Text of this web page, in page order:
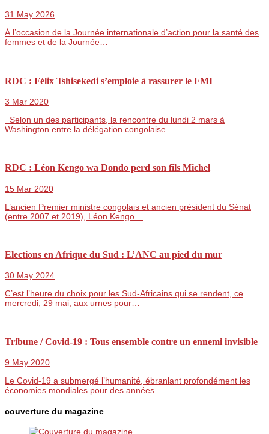
31 May 2026
À l’occasion de la Journée internationale d’action pour la santé des
femmes et de la Journée…
RDC : Félix Tshisekedi s’emploie à rassurer le FMI
3 Mar 2020
Selon un des participants, la rencontre du lundi 2 mars à
Washington entre la délégation congolaise…
RDC : Léon Kengo wa Dondo perd son fils Michel
15 Mar 2020
L’ancien Premier ministre congolais et ancien président du Sénat
(entre 2007 et 2019), Léon Kengo…
Elections en Afrique du Sud : L’ANC au pied du mur
30 May 2024
C’est l’heure du choix pour les Sud-Africains qui se rendent, ce
mercredi, 29 mai, aux urnes pour…
Tribune / Covid-19 : Tous ensemble contre un ennemi invisible
9 May 2020
Le Covid-19 a submergé l’humanité, ébranlant profondément les
économies mondiales pour des années…
couverture du magazine